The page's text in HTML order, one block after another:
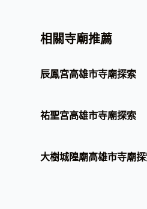
相關寺廟推薦
辰鳳宮高雄市寺廟探索
祐聖宮高雄市寺廟探索
大樹城隍廟高雄市寺廟